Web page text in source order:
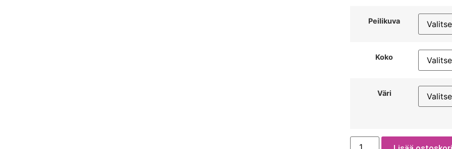
Peilikuva
Koko
Väri